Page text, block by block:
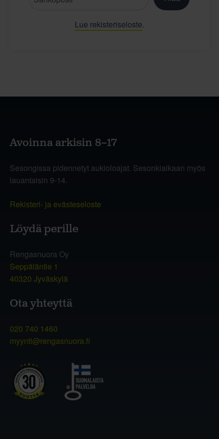
Lue rekisteriseloste.
Avoinna arkisin 8–17
Sesongissa pidennetyt aukioloajat. Sesonkiaikaan myös
lauantaisin 9-14.
Rekisteri- ja evästeseloste
Löydä perille
Rengasnuora Oy
Seppäläntie 1
40320 Jyväskylä
Ota yhteyttä
020 740 1460
myynti@rengasnuora.fi